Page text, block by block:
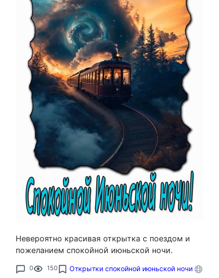
Невероятно красивая открытка с поездом и
пожеланием спокойной июньской ночи.
0 150 Открытки спокойной июньской ночи